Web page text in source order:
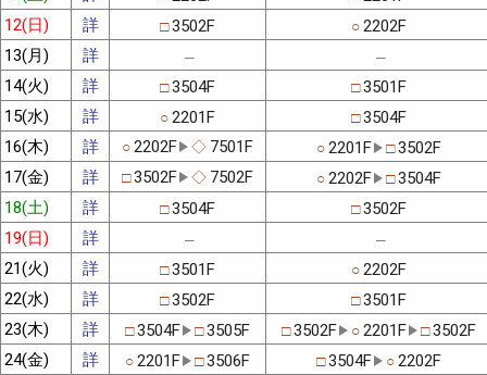
12(日)
詳 □3502F ○2202F
13(月)
詳 ─ ─
14(火) 詳 □3504F □3501F
15(水)
詳 ○2201F □3504F
16(木)
詳 ○2202F ◇ 7501F ○2201F □3502F
17(金)
詳 □3502F ◇ 7502F ○2202F □3504F
18(土)
詳 □3504F □3502F
19(日)
詳 ─ ─
21(火) 詳 □3501F ○2202F
22(水)
詳 □3502F □3501F
23(木)
詳 □3504F □3505F □3502F ○2201F □3502F
24(金)
詳 ○2201F □3506F □3504F ○2202F